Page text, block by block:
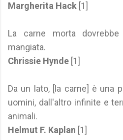
Margherita Hack [1]
La carne morta
mangiata.
Chrissie Hynde [1]
Da un lato, [la carne] è una
uomini, dall'altro infinite e
animali.
Helmut F. Kaplan [1]